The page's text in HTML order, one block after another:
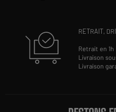
RETRAIT,
Retrait en
Livraison
Livraison